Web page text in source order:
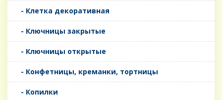
- Клетка декоративная
- Ключницы закрытые
- Ключницы открытые
- Конфетницы, креманки, тортницы
- Копилки